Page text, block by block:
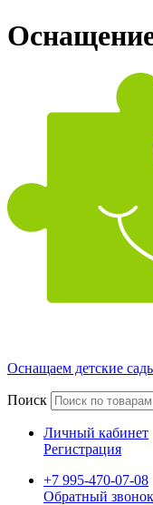
Оснащаем детские
Поиск
Личный кабинет
Регистрация
+7 995-470-07-08
Обратный звонок